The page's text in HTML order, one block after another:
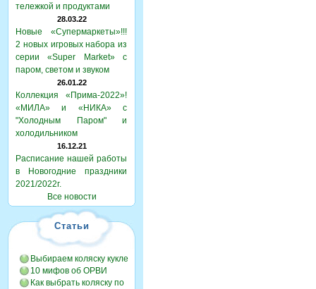
тележкой и продуктами
28.03.22
Новые «Супермаркеты»!!!
2 новых игровых набора из
серии «Super Market» с
паром, светом и звуком
26.01.22
Коллекция «Прима-2022»!
«МИЛА» и «НИКА» с
"Холодным Паром" и
холодильником
16.12.21
Расписание нашей работы
в Новогодние праздники
2021/2022г.
Все новости
Статьи
Выбираем коляску кукле
10 мифов об ОРВИ
Как выбрать коляску по